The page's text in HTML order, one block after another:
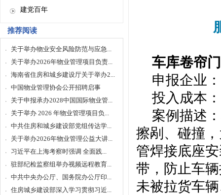
建党百年
推荐阅读
关于举办物业安全风险防范与应急...
关于举办2026年物业管理项目负责...
海南省住房和城乡建设厅关于举办2...
中国物业管理协会公开招聘启事
关于申报承办2028中国国际物业管...
关于举办 2026 年物业管理项目负...
中共住房和城乡建设部党组传达学...
关于举办2026年物业管理公益大讲...
习近平在上海考察时强调 全面践...
驻部纪检监察组举办视频远程教育...
中共中央办公厅、国务院办公厅印...
住房城乡建设部深入学习贯彻习近...
车库卷帘
申报企业
投入成本：
案例描述
擦剐、碰撞
管焊接底座
带，防止车
未被拉货车